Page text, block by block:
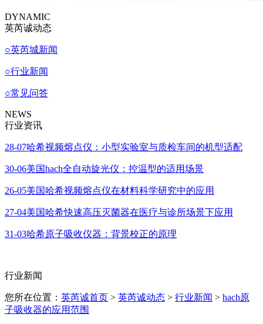
DYNAMIC
英芮诚动态
○英芮城新闻
○行业新闻
○常见问答
NEWS
行业资讯
28-07哈希视频熔点仪：小型实验室与质检车间的机型适配
30-06美国hach全自动旋光仪：控温型的适用场景
26-05美国哈希视频熔点仪在材料科学研究中的应用
27-04美国哈希快速高压灭菌器在医疗与诊所场景下应用
31-03哈希原子吸收仪器：背景校正的原理
行业新闻
您所在位置： 英芮诚首页 > 英芮诚动态 > 行业新闻 > hach原
子吸收器的应用范围